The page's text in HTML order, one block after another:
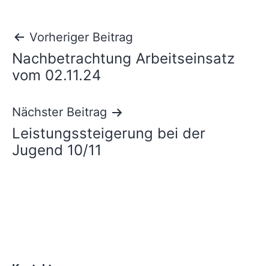
Beitragsnavigation
Vorheriger Beitrag
Nachbetrachtung Arbeitseinsatz
vom 02.11.24
Nächster Beitrag
Leistungssteigerung bei der
Jugend 10/11